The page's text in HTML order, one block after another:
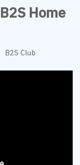
Home
B2S Club